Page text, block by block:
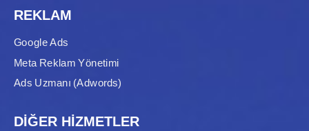
REKLAM
Google Ads
Meta Reklam Yönetimi
Ads Uzmanı (Adwords)
DİĞER HİZMETLER